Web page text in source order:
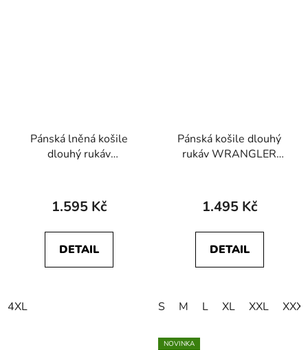
Pánská lněná košile
dlouhý rukáv
SHIRT Timberwolf
1.595 Kč
DETAIL
4XL
Pánská košile dlouhý
rukáv WRANGLER
1.495 Kč
DETAIL
S M L XL XXL
NOVINKA